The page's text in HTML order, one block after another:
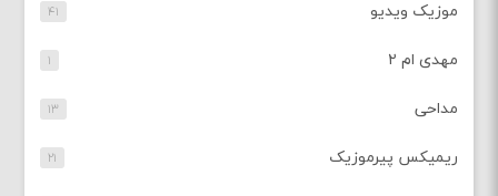
موزیک ویدیو ۴۱
مهدی ام ۲ ۱
مداحی ۱۳
ریمیکس پیرموزیک ۲۱